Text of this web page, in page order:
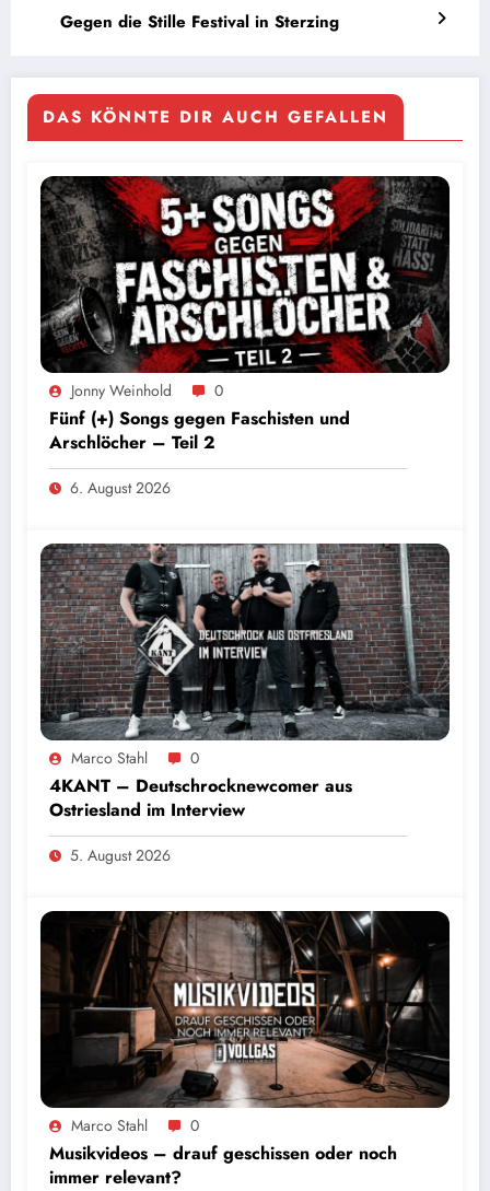
Gegen die Stille Festival in Sterzing
DAS KÖNNTE DIR AUCH GEFALLEN
Jonny Weinhold 0
Fünf (+) Songs gegen Faschisten und
Arschlöcher – Teil 2
6. August 2026
Marco Stahl 0
4KANT – Deutschrocknewcomer aus
Ostriesland im Interview
5. August 2026
Marco Stahl 0
Musikvideos – drauf geschissen oder noch
immer relevant?